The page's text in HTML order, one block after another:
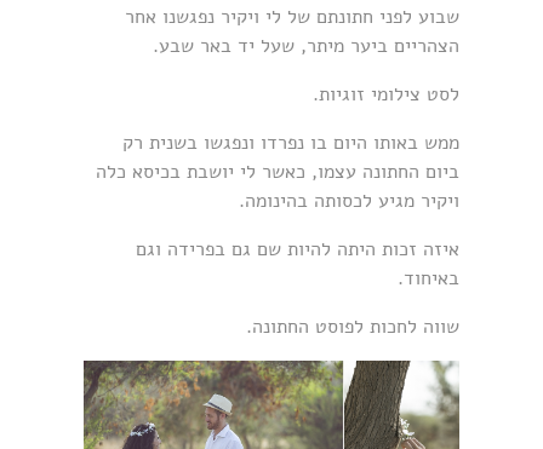
שבוע לפני חתונתם של לי ויקיר נפגשנו אחר
הצהריים ביער מיתר, שעל יד באר שבע.
לסט צילומי זוגיות.
ממש באותו היום בו נפרדו ונפגשו בשנית רק
ביום החתונה עצמו, כאשר לי יושבת בכיסא כלה
ויקיר מגיע לכסותה בהינומה.
איזה זכות היתה להיות שם גם בפרידה וגם
באיחוד.
שווה לחכות לפוסט החתונה.